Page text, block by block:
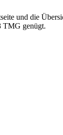
und die
TMG genügt.